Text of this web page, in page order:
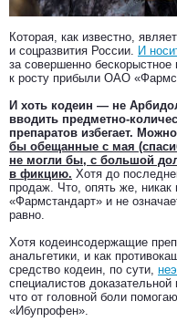
Которая, как известно,
и соцразвития России. И
за совершенно
к росту прибыли ОАО
И хоть кодеин — не
вводить предметно-
препаратов избегает.
бы обещанные с мая
не могли бы, с большой
в фикцию. Хотя до
продаж. Что, опять же,
«Фармстандарт» и не
равно.
Хотя кодеинсодержащие
анальгетики, и как
средство кодеин, по сути,
специалистов
что от головной боли
«Ибупрофен».